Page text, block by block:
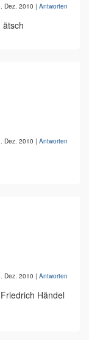
Dez. 2010 | Antworten
ätsch
Dez. 2010 | Antworten
Dez. 2010 | Antworten
Händel